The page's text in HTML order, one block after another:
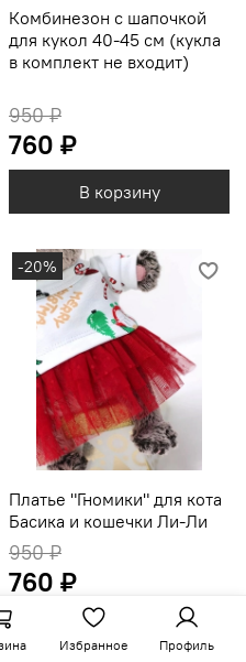
Комбинезон с шапочкой
для кукол 40-45 см (кукла
в комплект не входит)
950 ₽
760 ₽
В корзину
-20%
Платье "Гномики" для кота
Басика и кошечки Ли-Ли
950 ₽
760 ₽
В корзину
Избранное Профиль